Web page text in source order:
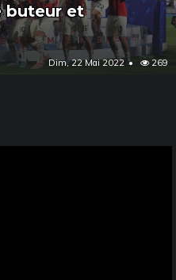
buteur et
Dim, 22 Mai 2022 269